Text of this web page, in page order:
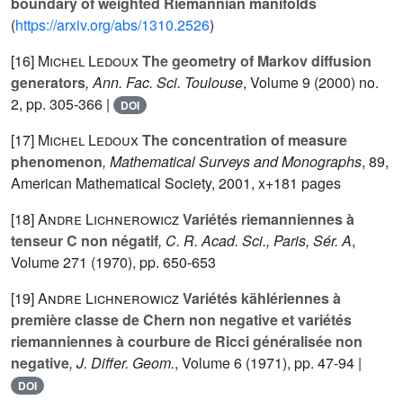
(https://arxiv.org/abs/1310.2526)
[16] Michel LedouxThe geometry of Markov diffusion
generators, Ann. Fac. Sci. Toulouse, Volume 9 (2000) no.
2, pp. 305-366 |
DOI
[17] Michel LedouxThe concentration of measure
phenomenon, Mathematical Surveys and Monographs, 89,
American Mathematical Society, 2001, x+181 pages
[18]Andre LichnerowiczVariétés riemanniennes à
tenseur C non négatif, C. R. Acad. Sci., Paris, Sér. A,
Volume 271 (1970), pp. 650-653
[19]Andre LichnerowiczVariétés kählériennes à
première classe de Chern non negative et variétés
riemanniennes à courbure de Ricci généralisée non
negative, J. Differ. Geom., Volume 6 (1971), pp. 47-94 |
DOI